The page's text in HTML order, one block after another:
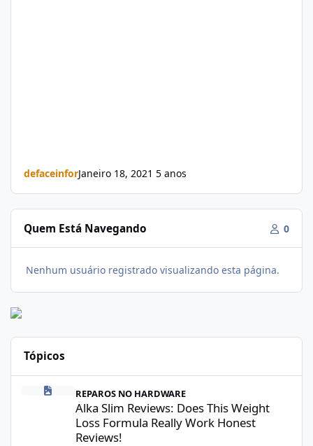
defaceinforJaneiro 18, 20215 anos
Quem Está Navegando 0
Nenhum usuário registrado visualizando esta página.
Tópicos
Alka Slim Reviews: Does This Weight Loss Formula Really Work
REPAROS NO HARDWARE
Alka Slim Reviews: Does This Weight
Loss Formula Really Work Honest
Reviews!